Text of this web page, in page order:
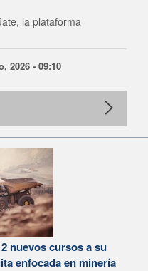
la plataforma
2026 - 09:10
nuevos cursos a su
enfocada en minería